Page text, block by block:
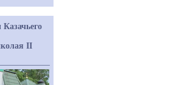
Казачьего
II